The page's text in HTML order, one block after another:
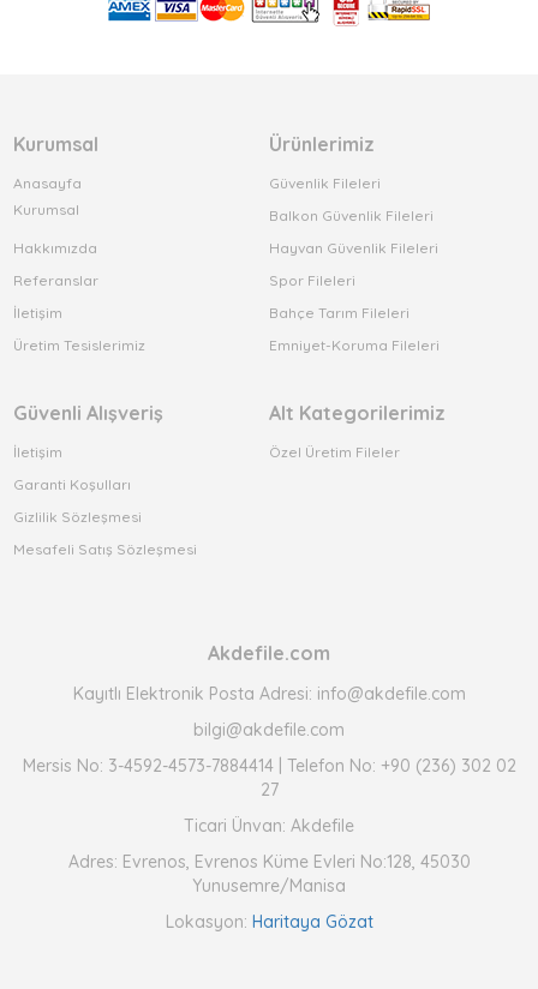
Kurumsal
Anasayfa
Kurumsal
Hakkımızda
Referanslar
İletişim
Üretim Tesislerimiz
Ürünlerimiz
Güvenlik Fileleri
Balkon Güvenlik Fileleri
Hayvan Güvenlik Fileleri
Spor Fileleri
Bahçe Tarım Fileleri
Emniyet-Koruma Fileleri
Güvenli Alışveriş
İletişim
Garanti Koşulları
Gizlilik Sözleşmesi
Mesafeli Satış Sözleşmesi
Alt Kategorilerimiz
Özel Üretim Fileler
Akdefile.com
Kayıtlı Elektronik Posta Adresi: info@akdefile.com
bilgi@akdefile.com
Mersis No: 3-4592-4573-7884414 | Telefon No: +90 (236) 302 02
27
Ticari Ünvan: Akdefile
Adres: Evrenos, Evrenos Küme Evleri No:128, 45030
Yunusemre/Manisa
Lokasyon: Haritaya Gözat